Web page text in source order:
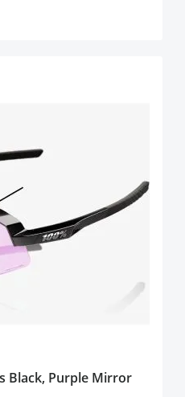
Black, Purple Mirror